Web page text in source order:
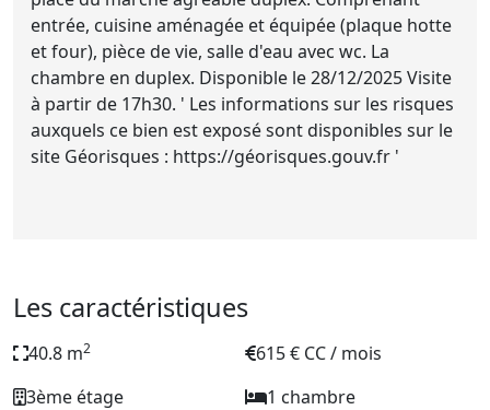
entrée, cuisine aménagée et équipée (plaque hotte
et four), pièce de vie, salle d'eau avec wc. La
chambre en duplex. Disponible le 28/12/2025 Visite
à partir de 17h30. ' Les informations sur les risques
auxquels ce bien est exposé sont disponibles sur le
site Géorisques : https://géorisques.gouv.fr '
Les caractéristiques
40.8 m2
615 € CC / mois
3ème étage
1 chambre